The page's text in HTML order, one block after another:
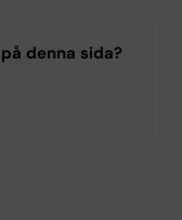
denna sida?